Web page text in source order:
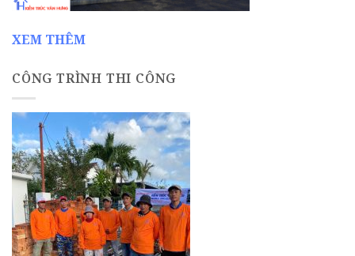
XEM THÊM
CÔNG TRÌNH THI CÔNG